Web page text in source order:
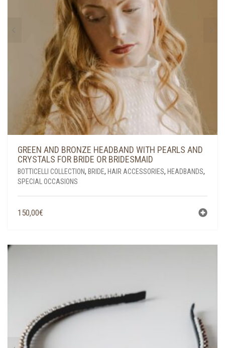
GREEN AND BRONZE HEADBAND WITH PEARLS AND
CRYSTALS FOR BRIDE OR BRIDESMAID
BOTTICELLI COLLECTION, BRIDE, HAIR ACCESSORIES, HEADBANDS,
SPECIAL OCCASIONS
150,00€